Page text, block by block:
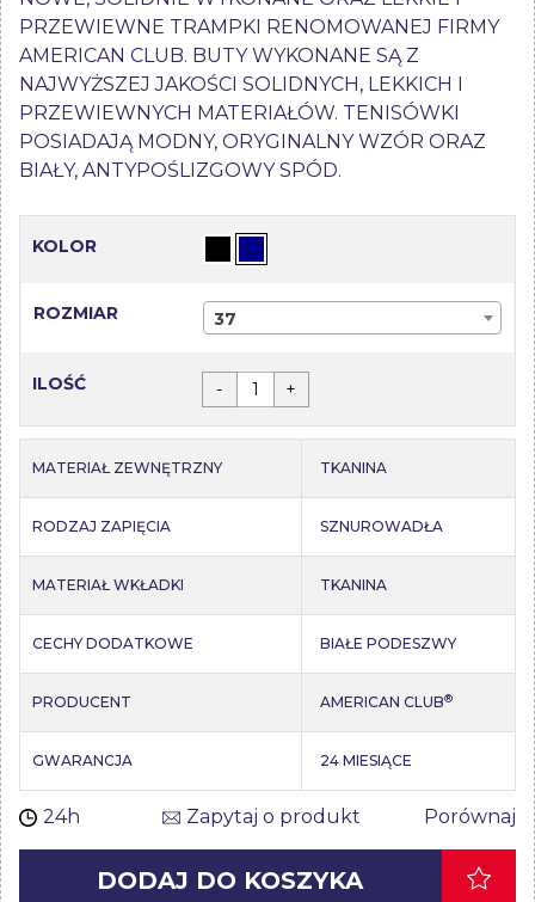
PRZEWIEWNE TRAMPKI RENOMOWANEJ FIRMY
AMERICAN CLUB. BUTY WYKONANE SĄ Z
NAJWYŻSZEJ JAKOŚCI SOLIDNYCH, LEKKICH I
PRZEWIEWNYCH MATERIAŁÓW. TENISÓWKI
POSIADAJĄ MODNY, ORYGINALNY WZÓR ORAZ
BIAŁY, ANTYPOŚLIZGOWY SPÓD.
KOLOR
ROZMIAR 37
ILOŚĆ - +
MATERIAŁ ZEWNĘTRZNY TKANINA
RODZAJ ZAPIĘCIA SZNUROWADŁA
MATERIAŁ WKŁADKI TKANINA
CECHY DODATKOWE BIAŁE PODESZWY
PRODUCENT AMERICAN CLUB®
GWARANCJA 24 MIESIĄCE
24h Zapytaj o produkt Porównaj
DODAJ DO KOSZYKA